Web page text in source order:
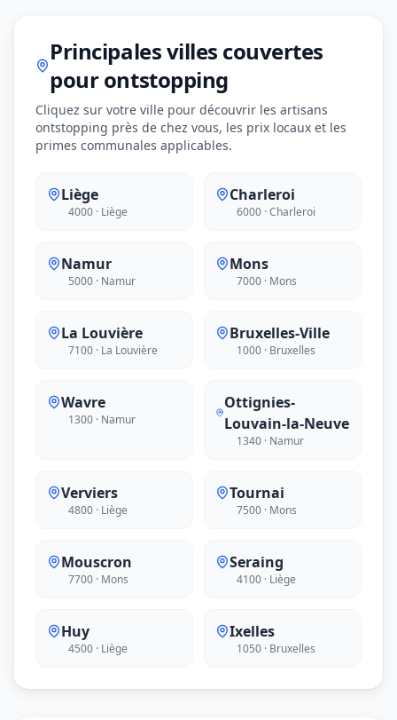
Principales villes couvertes
pour ontstopping
Cliquez sur votre ville pour découvrir les artisans
ontstopping près de chez vous, les prix locaux et les
primes communales applicables.
Liège
4000 · Liège
Charleroi
6000 · Charleroi
Namur
5000 · Namur
Mons
7000 · Mons
La Louvière
7100 · La Louvière
Bruxelles-Ville
1000 · Bruxelles
Wavre
1300 · Namur
Ottignies-
Louvain-la-Neuve
1340 · Namur
Verviers
4800 · Liège
Tournai
7500 · Mons
Mouscron
7700 · Mons
Seraing
4100 · Liège
Huy
4500 · Liège
Ixelles
1050 · Bruxelles